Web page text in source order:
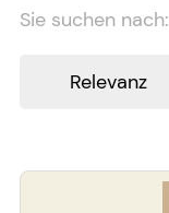
Sie suchen nach: